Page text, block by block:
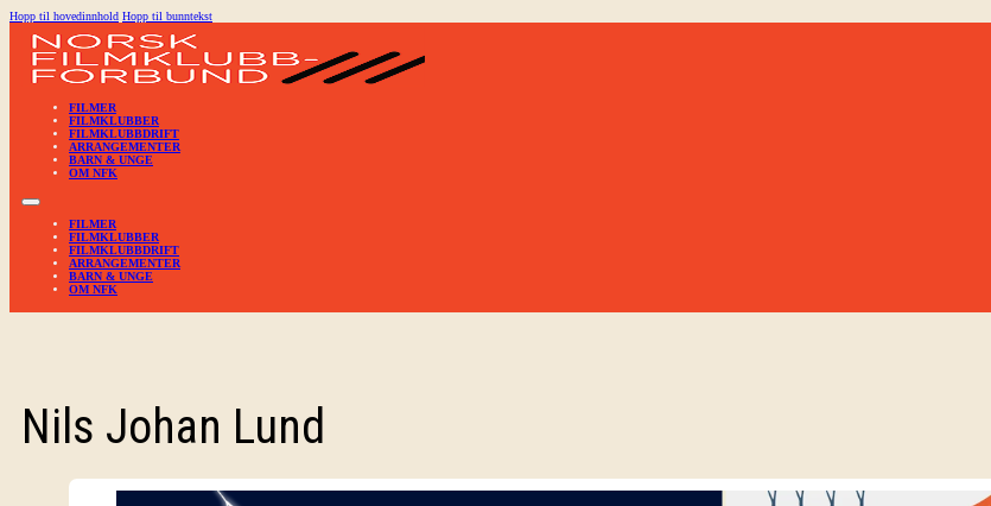
Hopp til hovedinnhold Hopp til bunntekst
FILMER
FILMKLUBBER
FILMKLUBBDRIFT
ARRANGEMENTER
BARN & UNGE
OM NFK
FILMER
FILMKLUBBER
FILMKLUBBDRIFT
ARRANGEMENTER
BARN & UNGE
OM NFK
Nils Johan Lund